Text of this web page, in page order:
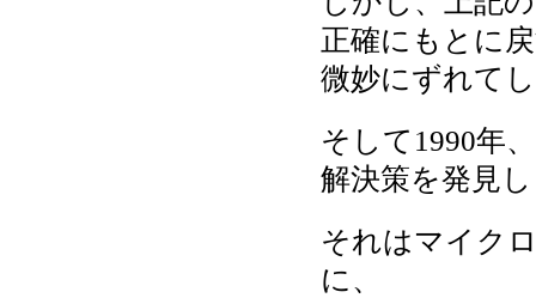
正確にもとに
微妙にずれて
そして1990年
解決策を発見
それはマイク
に、